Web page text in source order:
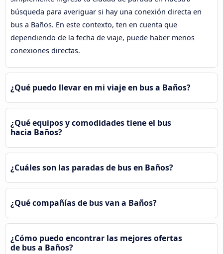
búsqueda para averiguar si hay una conexión directa en
bus a Baños. En este contexto, ten en cuenta que
dependiendo de la fecha de viaje, puede haber menos
conexiones directas.
¿Qué puedo llevar en mi viaje en bus a Baños?
¿Qué equipos y comodidades tiene el bus
hacia Baños?
¿Cuáles son las paradas de bus en Baños?
¿Qué compañías de bus van a Baños?
¿Cómo puedo encontrar las mejores ofertas
de bus a Baños?